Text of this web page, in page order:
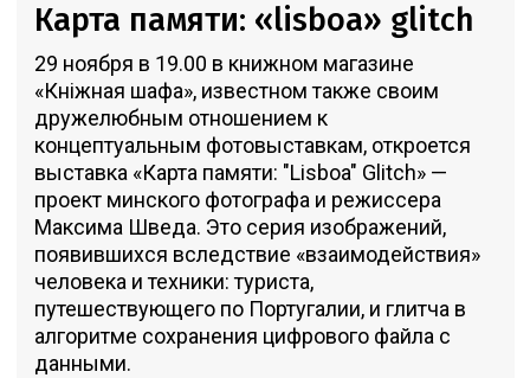
Карта памяти: «lisboa» glitch
29 ноября в 19.00 в книжном магазине
«Кніжная шафа», известном также своим
дружелюбным отношением к
концептуальным фотовыставкам, откроется
выставка «Карта памяти: "Lisboa" Glitch» —
проект минского фотографа и режиссера
Максима Шведа. Это серия изображений,
появившихся вследствие «взаимодействия»
человека и техники: туриста,
путешествующего по Португалии, и глитча в
алгоритме сохранения цифрового файла с
данными.